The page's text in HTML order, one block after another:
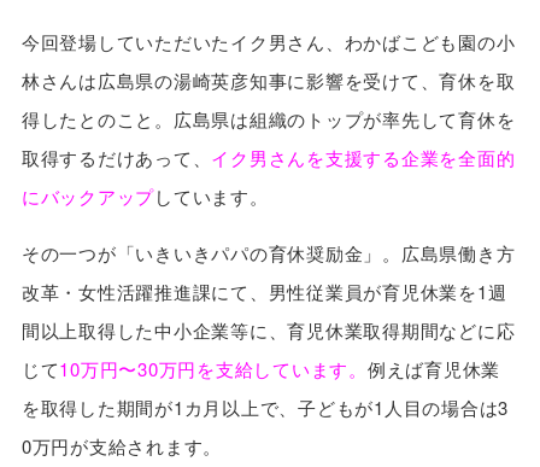
今回登場していただいたイク男さん、わかばこども園の小
林さんは広島県の湯崎英彦知事に影響を受けて、育休を取
得したとのこと。広島県は組織のトップが率先して育休を
取得するだけあって、 イク男さんを支援する企業を全面的
にバックアップしています。
その一つが「いきいきパパの育休奨励金」。広島県働き方
改革・女性活躍推進課にて、男性従業員が育児休業を1週
間以上取得した中小企業等に、育児休業取得期間などに応
じて10万円〜30万円を支給しています。 例えば育児休業
を取得した期間が1カ月以上で、子どもが1人目の場合は3
0万円が支給されます。